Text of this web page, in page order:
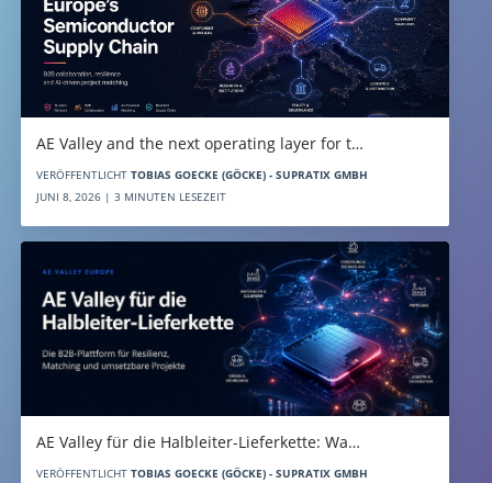
AE Valley and the next operating layer for t…
VERÖFFENTLICHT TOBIAS GOECKE (GÖCKE) - SUPRATIX GMBH
JUNI 8, 2026 | 3 MINUTEN LESEZEIT
AE Valley für die Halbleiter-Lieferkette: Wa…
VERÖFFENTLICHT TOBIAS GOECKE (GÖCKE) - SUPRATIX GMBH